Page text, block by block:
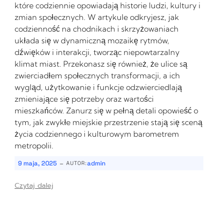
które codziennie opowiadają historie ludzi, kultury i
zmian społecznych. W artykule odkryjesz, jak
codzienność na chodnikach i skrzyżowaniach
układa się w dynamiczną mozaikę rytmów,
dźwięków i interakcji, tworząc niepowtarzalny
klimat miast. Przekonasz się również, że ulice są
zwierciadłem społecznych transformacji, a ich
wygląd, użytkowanie i funkcje odzwierciedlają
zmieniające się potrzeby oraz wartości
mieszkańców. Zanurz się w pełną detali opowieść o
tym, jak zwykłe miejskie przestrzenie stają się sceną
życia codziennego i kulturowym barometrem
metropolii.
9 maja, 2025 - AUTOR:admin
Czytaj dalej